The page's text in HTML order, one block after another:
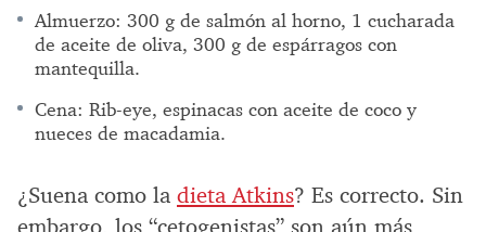
Almuerzo: 300 g de salmón al horno, 1 cucharada
de aceite de oliva, 300 g de espárragos con
mantequilla.
Cena: Rib-eye, espinacas con aceite de coco y
nueces de macadamia.
¿Suena como la dieta Atkins? Es correcto. Sin